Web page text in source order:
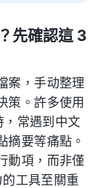
先確認這 3
案，手动整理
策。許多使用
常遇到中文
摘要等痛點。
動項，而非僅
工具至關重